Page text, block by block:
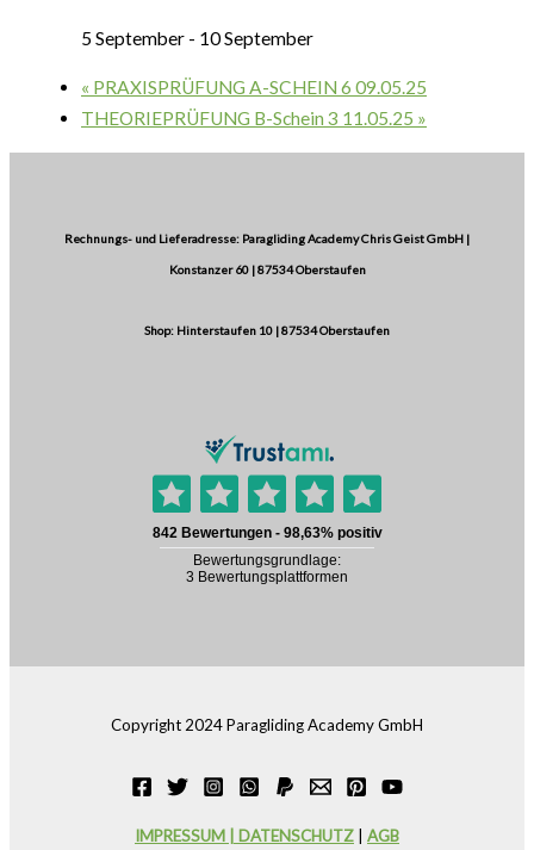
5 September - 10 September
« PRAXISPRÜFUNG A-SCHEIN 6 09.05.25
THEORIEPRÜFUNG B-Schein 3 11.05.25 »
Rechnungs- und Lieferadresse: Paragliding Academy Chris Geist GmbH |
Konstanzer 60 | 87534 Oberstaufen
Shop: Hinterstaufen 10 | 87534 Oberstaufen
Copyright 2024 Paragliding Academy GmbH
IMPRESSUM | DATENSCHUTZ | AGB